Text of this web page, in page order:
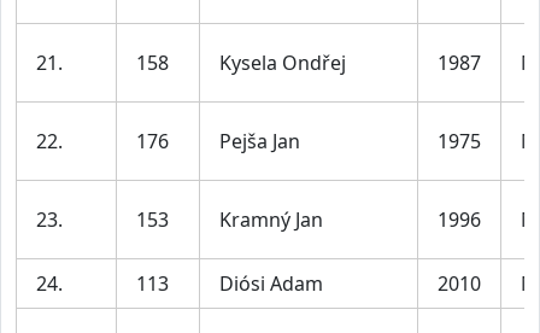
21. 158 Kysela Ondřej 1987 M
22. 176 Pejša Jan 1975 M
23. 153 Kramný Jan 1996 M
24. 113 Diósi Adam 2010 M